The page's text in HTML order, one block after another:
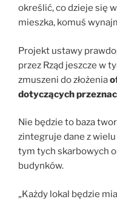
określić, co dzieje się
mieszka, komuś
Projekt ustawy
przez Rząd jeszcze w
zmuszeni do złożenia
dotyczących
Nie będzie to baza
zintegruje dane z
tym tych skarbowych
budynków.
„Każdy lokal będzie